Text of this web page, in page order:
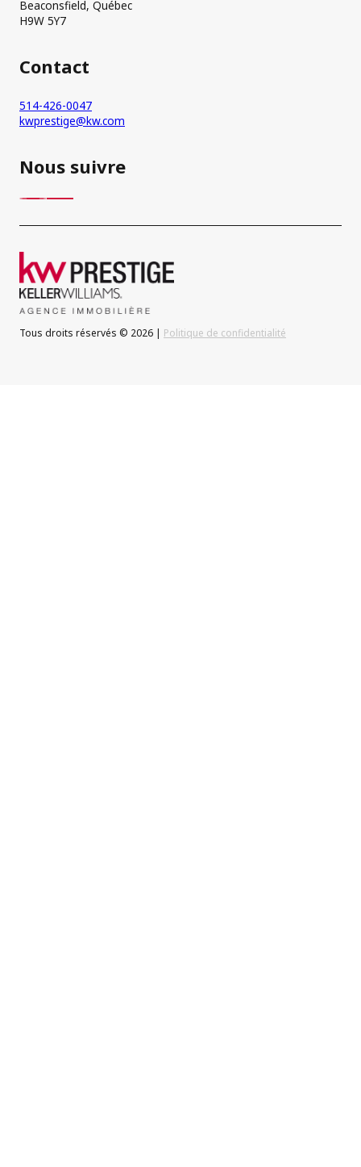
Beaconsfield, Québec
H9W 5Y7
Contact
514-426-0047
kwprestige@kw.com
Nous suivre
Tous droits réservés © 2026 | Politique de confidentialité